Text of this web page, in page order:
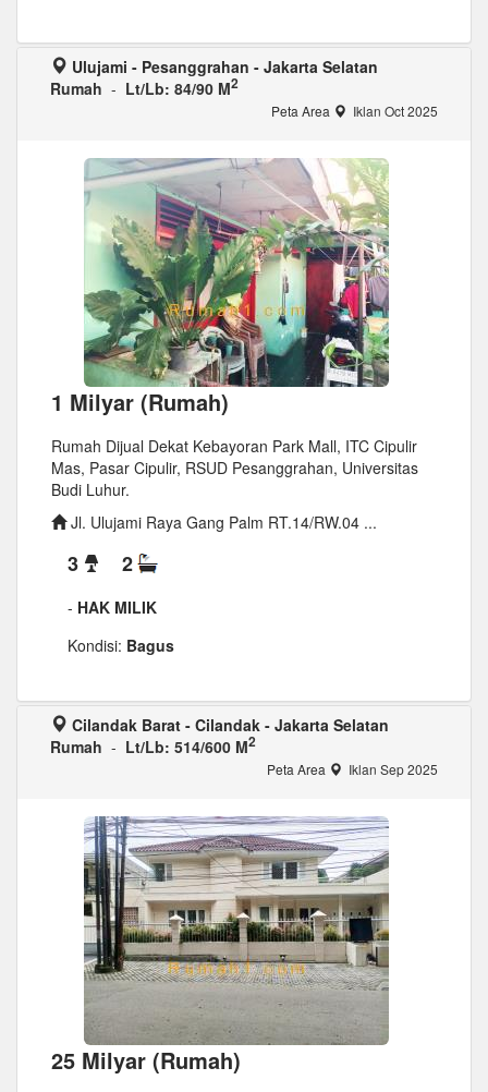
Ulujami - Pesanggrahan - Jakarta Selatan
Rumah - Lt/Lb: 84/90 M2
Peta Area Iklan Oct 2025
1 Milyar (Rumah)
Rumah Dijual Dekat Kebayoran Park Mall, ITC Cipulir
Mas, Pasar Cipulir, RSUD Pesanggrahan, Universitas
Budi Luhur.
Jl. Ulujami Raya Gang Palm RT.14/RW.04 ...
3 2
- HAK MILIK
Kondisi: Bagus
Cilandak Barat - Cilandak - Jakarta Selatan
Rumah - Lt/Lb: 514/600 M2
Peta Area Iklan Sep 2025
25 Milyar (Rumah)